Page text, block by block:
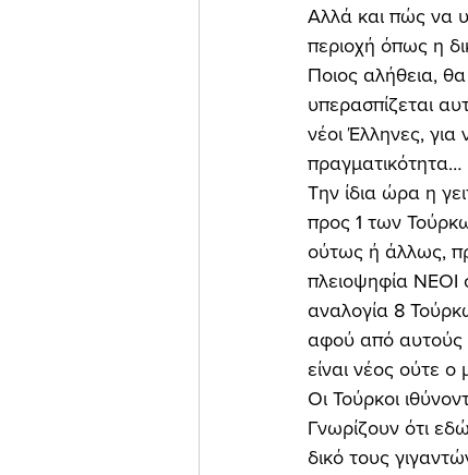
Αλλά και πώς να
περιοχή όπως η
Ποιος αλήθεια,
υπερασπίζεται
νέοι Έλληνες,
πραγματικότητα…
Την ίδια ώρα η
προς 1 των
ούτως ή άλλως,
πλειοψηφία ΝΕΟΙ
αναλογία 8
αφού από αυτούς
είναι νέος ούτε ο
Οι Τούρκοι
Γνωρίζουν ότι
δικό τους